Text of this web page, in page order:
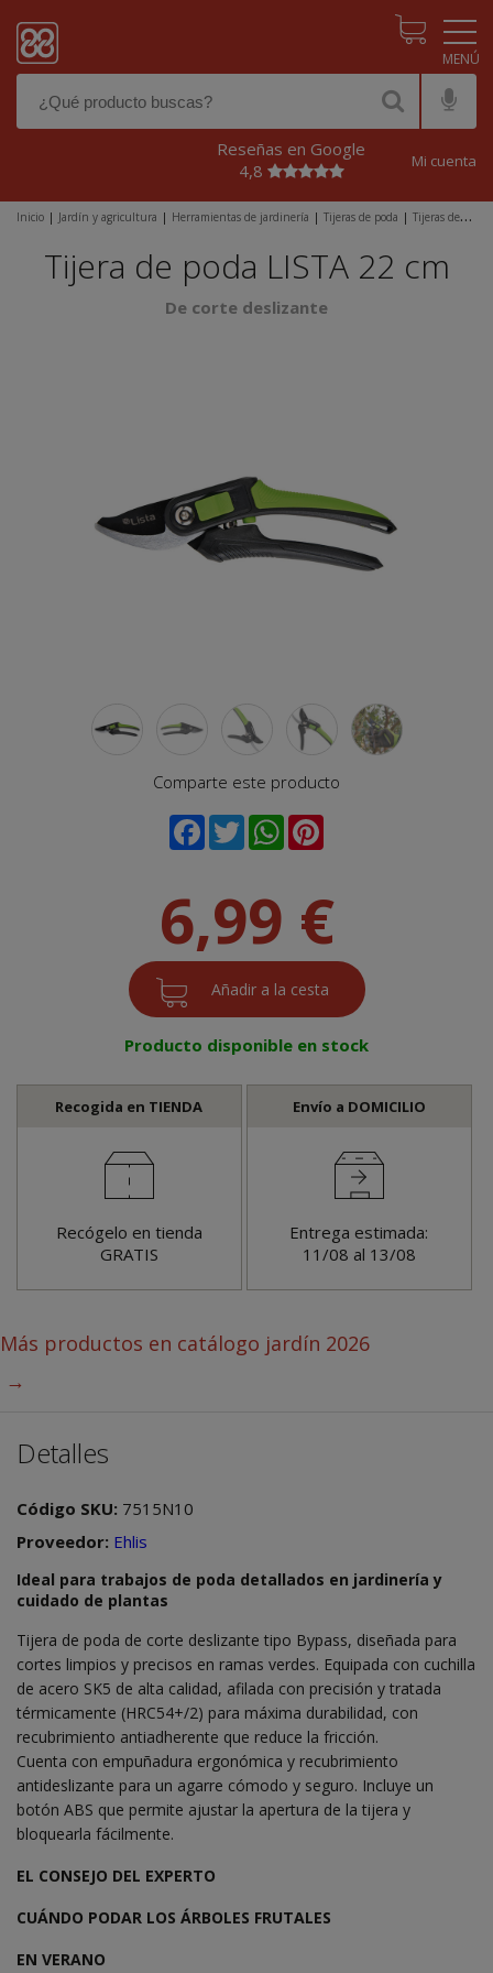
Reseñas en Google
4,8
Mi cuenta
Inicio | Jardín y agricultura | Herramientas de jardinería | Tijeras de poda | Tijeras de
Comparte este producto
Tijera de poda LISTA 22 cm
De corte deslizante
6,99 €
Producto disponible en stock
Recogida en TIENDA
Recógelo en tienda
GRATIS
Envío a DOMICILIO
Entrega estimada:
11/08 al 13/08
Más productos en catálogo jardín 2026
→
Detalles
Código SKU: 7515N10
Proveedor: Ehlis
Ideal para trabajos de poda detallados en jardinería y
cuidado de plantas
Tijera de poda de corte deslizante tipo Bypass, diseñada para
cortes limpios y precisos en ramas verdes. Equipada con cuchilla
de acero SK5 de alta calidad, afilada con precisión y tratada
térmicamente (HRC54+/2) para máxima durabilidad, con
recubrimiento antiadherente que reduce la fricción.
Cuenta con empuñadura ergonómica y recubrimiento
antideslizante para un agarre cómodo y seguro. Incluye un
botón ABS que permite ajustar la apertura de la tijera y
bloquearla fácilmente.
EL CONSEJO DEL EXPERTO
CUÁNDO PODAR LOS ÁRBOLES FRUTALES
EN VERANO